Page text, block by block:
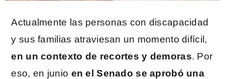
Actualmente las personas con discapacidad
y sus familias atraviesan un momento difícil,
en un contexto de recortes y demoras. Por
eso, en junio en el Senado se aprobó una